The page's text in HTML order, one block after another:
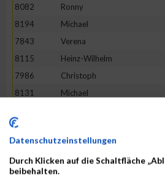
8082
Ronny
8194
Michael
7843
Verena
8115
Heinz-Wilhelm
7986
Christoph
8131
Michael
8224
8053
Saskia
7793
Filip
Datenschutzeinstellungen
Durch Klicken auf die Schaltfläche
beibehalten.